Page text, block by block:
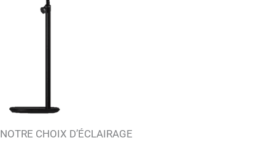
NOTRE CHOIX D’ÉCLAIRAGE